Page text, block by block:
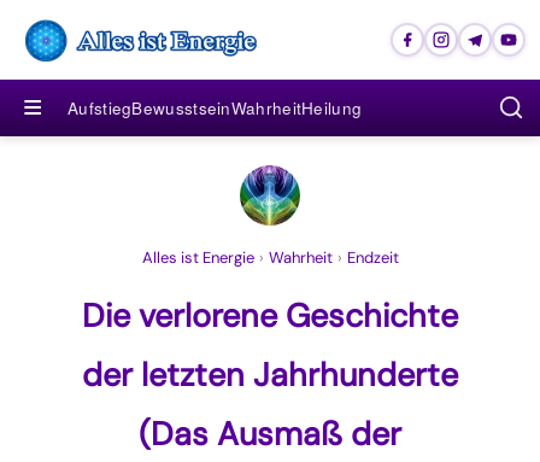
≡ AufstiegBewusstseinWahrheitHeilung
Alles ist Energie › Wahrheit › Endzeit
Die verlorene Geschichte
der letzten Jahrhunderte
(Das Ausmaß der